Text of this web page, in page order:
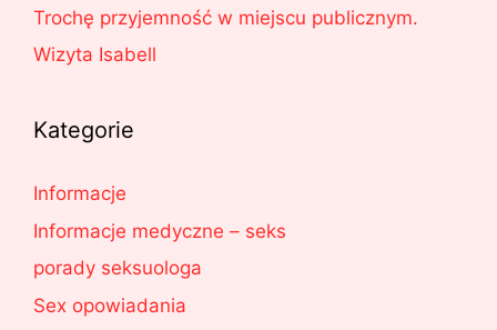
Trochę przyjemność w miejscu publicznym.
Wizyta Isabell
Kategorie
Informacje
Informacje medyczne – seks
porady seksuologa
Sex opowiadania